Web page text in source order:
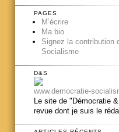
PAGES
M’écrire
Ma bio
Signez la contribution
Socialisme
D&S
www.democratie-
Le site de "Démocratie
revue dont je suis le